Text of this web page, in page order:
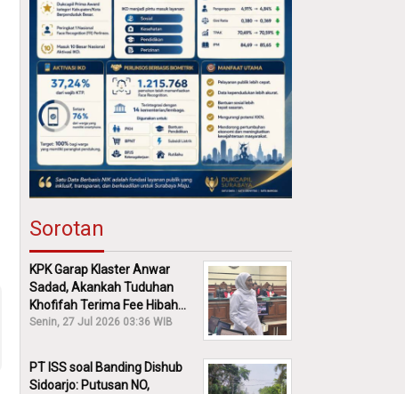
Sorotan
KPK Garap Klaster Anwar
Sadad, Akankah Tuduhan
Khofifah Terima Fee Hibah
30% Diusut?
Senin, 27 Jul 2026 03:36 WIB
PT ISS soal Banding Dishub
Sidoarjo: Putusan NO,